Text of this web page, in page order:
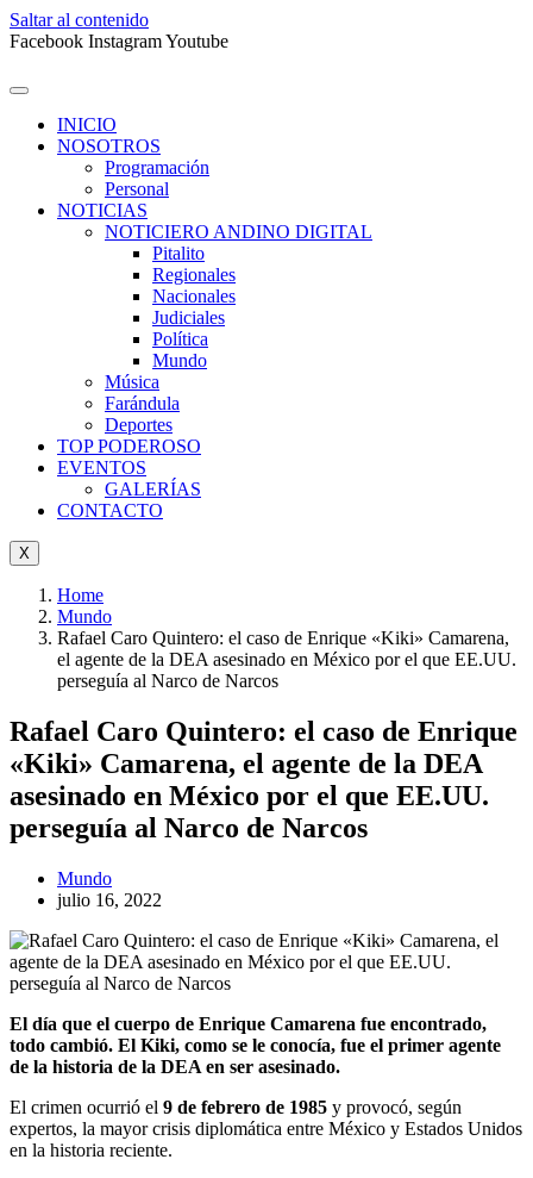
Saltar al contenido
Facebook InstagramYoutube
INICIO
NOSOTROS
Programación
Personal
NOTICIAS
NOTICIERO ANDINO DIGITAL
Pitalito
Regionales
Nacionales
Judiciales
Política
Mundo
Música
Farándula
Deportes
TOP PODEROSO
EVENTOS
GALERÍAS
CONTACTO
X
Home
Mundo
Rafael Caro Quintero: el caso de Enrique «Kiki» Camarena,
el agente de la DEA asesinado en México por el que EE.UU.
perseguía al Narco de Narcos
Rafael Caro Quintero: el caso de Enrique
«Kiki» Camarena, el agente de la DEA
asesinado en México por el que EE.UU.
perseguía al Narco de Narcos
Mundo
julio 16, 2022
El día que el cuerpo de Enrique Camarena fue encontrado,
todo cambió. El Kiki, como se le conocía, fue el primer agente
de la historia de la DEA en ser asesinado.
El crimen ocurrió el 9 de febrero de 1985 y provocó, según
expertos, la mayor crisis diplomática entre México y Estados Unidos
en la historia reciente.